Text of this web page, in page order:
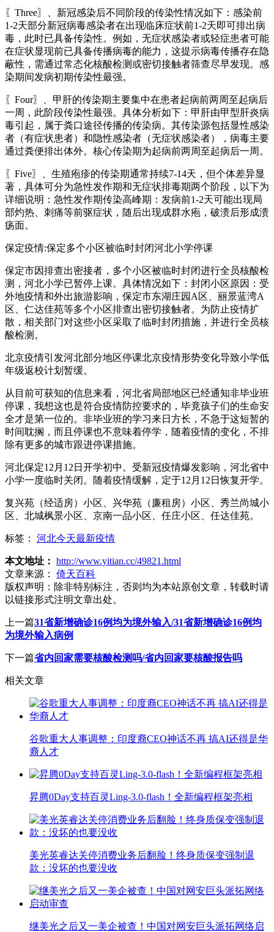
〖Three〗、新冠感染后不同阶段的传染性情况如下：感染前
1-2天部分新冠病毒感染者在出现临床症状前1-2天即可排出病
毒，此时已具备传染性。例如，无症状感染者或轻症患者可能
在症状显现前已具备传播病毒的能力，这提示病毒传播存在隐
蔽性，需通过常态化核酸检测或密切接触者筛查尽早发现。感
染期间发病初期传染性最强。
〖Four〗、甲肝的传染期主要集中在患者起病前两周至起病后
一周，此阶段传染性最强。具体分析如下：甲肝由甲型肝炎病
毒引起，属于粪口途径传播的传染病。其传染源包括显性感染
者（有症状患者）和隐性感染者（无症状感染者），病毒主要
通过粪便排出体外。核心传染期为起病前两周至起病后一周。
〖Five〗、生殖疱疹的传染期通常持续7-14天，但个体差异显
著，具体可分为急性发作期和无症状排毒期两个阶段，以下为
详细说明：急性发作期传染高峰期：发病前1-2天可能出现局
部灼热、刺痛等前驱症状，随后出现成群水疱，破溃后形成溃
疡面。
保定疫情:保定多个小区被临时封闭河北小学停课
保定市因排查出密接者，多个小区被临时封闭进行全员核酸检
测，河北小学已暂停上课。具体情况如下：封闭小区原因：受
外地疫情和外出旅游影响，保定市东湖庄园A区、丽景蓝湾A
区、仁达佳苑等多个小区排查出密切接触者。为防止疫情扩
散，相关部门对这些小区采取了临时封闭措施，并进行全员核
酸检测。
北京疫情引发河北部分地区停课北京疫情形势变化导致小学低
年级返校计划暂缓。
从目前可获知的信息来看，河北省局部地区已经通知非毕业班
停课，我想这也是符合疫情防控要求的，毕竟孩子们的生命安
全才是第一位的。非毕业班的学习来日方长，不急于这短暂的
时间耽搁，而且停课也不意味着停学，随着疫情的变化，不排
除有更多的城市跟进停课措施。
河北保定12月12日开学初中。受新冠疫情爆发影响，河北省中
小学一度临时关闭。随着疫情缓解，定于12月12日恢复开学。
复兴苑（经适房）小区、兴华苑（廉租房）小区、秀兰尚城小
区、北城枫景小区、京南一品小区、任庄小区、任达佳苑。
标签： 河北今天最新疫情
本文地址： http://www.yitian.cc/49821.html
文章来源：
倚天百科
版权声明： 除非特别标注，否则均为本站原创文章，转载时请
以链接形式注明文章出处。
上一篇31省新增确诊16例均为境外输入/31省新增确诊16例均
为境外输入病例
下一篇省内回家需要核酸检测吗/省内回家要核酸报告吗
相关文章
谷歌重大人事调整：印度裔CEO神话不再 搞AI还得是华
裔人才
昇腾0Day支持百灵Ling-3.0-flash！全新编程框架亮相
美光英睿达关停消费业务后翻脸！终身质保变强制退
款：没坏的也要没收
继美光之后又一美企被查！中国对网安巨头派拓网络启